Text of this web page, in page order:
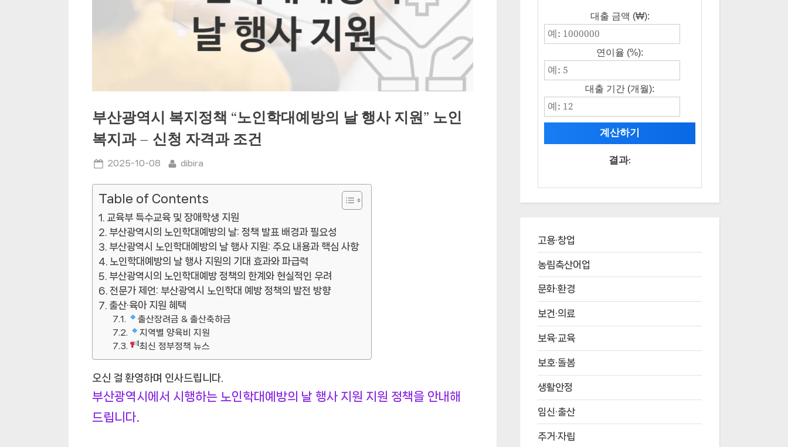
부산광역시 복지정책 “노인학대예방의 날 행사 지원” 노인
복지과 – 신청 자격과 조건
Posted
2025-10-08 By
dibira
Table of Contents
교육부 특수교육 및 장애학생 지원
부산광역시의 노인학대예방의 날: 정책 발표 배경과 필요성
부산광역시 노인학대예방의 날 행사 지원: 주요 내용과 핵심 사항
노인학대예방의 날 행사 지원의 기대 효과와 파급력
부산광역시의 노인학대예방 정책의 한계와 현실적인 우려
전문가 제언: 부산광역시 노인학대 예방 정책의 발전 방향
출산·육아 지원 혜택
출산장려금 & 출산축하금
지역별 양육비 지원
최신 정부정책 뉴스
오신 걸 환영하며 인사드립니다.
부산광역시에서 시행하는 노인학대예방의 날 행사 지원 지원 정책을 안내해
드립니다.
대출 금액 (₩):
연이율 (%):
대출 기간 (개월):
계산하기
결과:
고용·창업
농림축산어업
문화·환경
보건·의료
보육·교육
보호·돌봄
생활안정
임신·출산
주거·자립